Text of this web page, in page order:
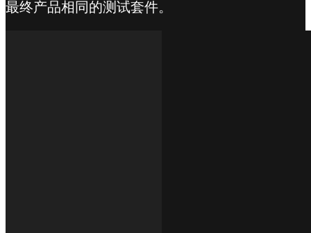
最终产品相同的测试套件。